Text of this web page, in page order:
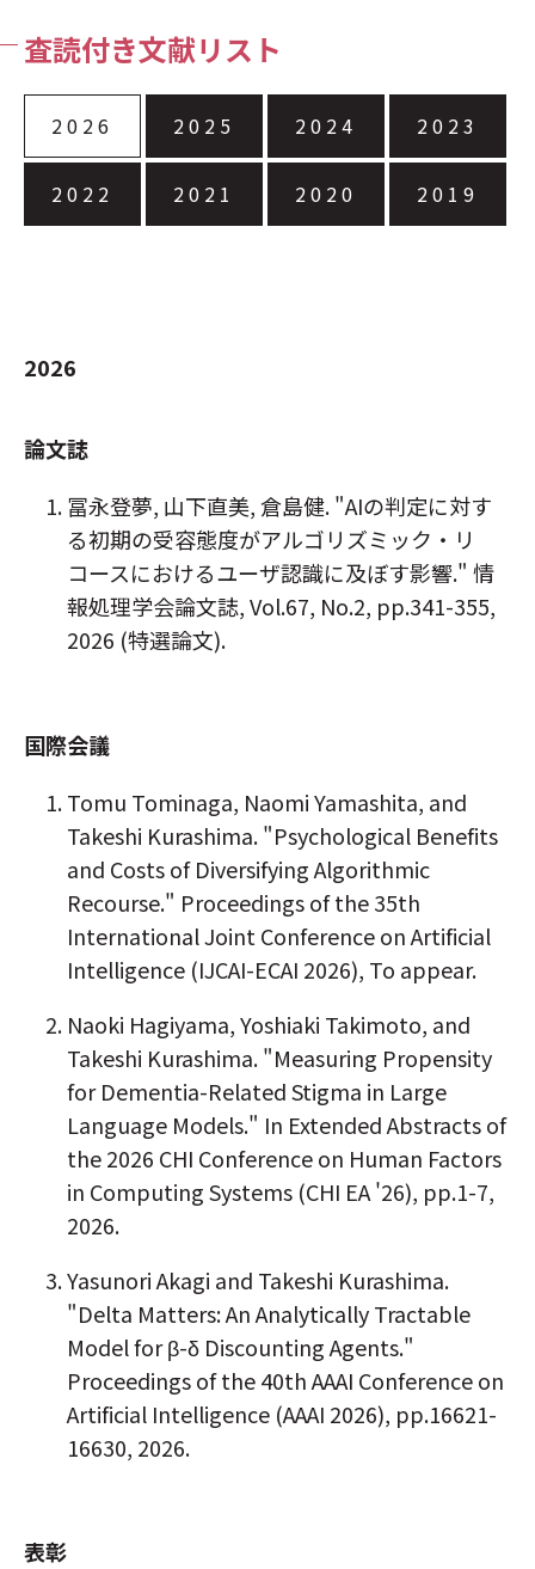
査読付き文献リスト
2026 2025 2024 2023
2022 2021 2020 2019
2026
論文誌
冨永登夢, 山下直美, 倉島健. "AIの判定に対す
る初期の受容態度がアルゴリズミック・リ
コースにおけるユーザ認識に及ぼす影響." 情
報処理学会論文誌, Vol.67, No.2, pp.341-355,
2026 (特選論文).
国際会議
Tomu Tominaga, Naomi Yamashita, and
Takeshi Kurashima. "Psychological Benefits
and Costs of Diversifying Algorithmic
Recourse." Proceedings of the 35th
International Joint Conference on Artificial
Intelligence (IJCAI-ECAI 2026), To appear.
Naoki Hagiyama, Yoshiaki Takimoto, and
Takeshi Kurashima. "Measuring Propensity
for Dementia-Related Stigma in Large
Language Models." In Extended Abstracts of
the 2026 CHI Conference on Human Factors
in Computing Systems (CHI EA '26), pp.1-7,
2026.
Yasunori Akagi and Takeshi Kurashima.
"Delta Matters: An Analytically Tractable
Model for β-δ Discounting Agents."
Proceedings of the 40th AAAI Conference on
Artificial Intelligence (AAAI 2026), pp.16621-
16630, 2026.
表彰